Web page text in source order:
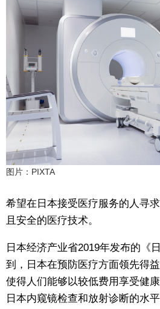
图片：PIXTA
希望在日本接受医疗服务的人寻
且安全的医疗技术。
日本经济产业省2019年发布的《
到，日本在预防医疗方面领先得
使得人们能够以较低费用享受健
日本内窥镜检查和放射诊断的水